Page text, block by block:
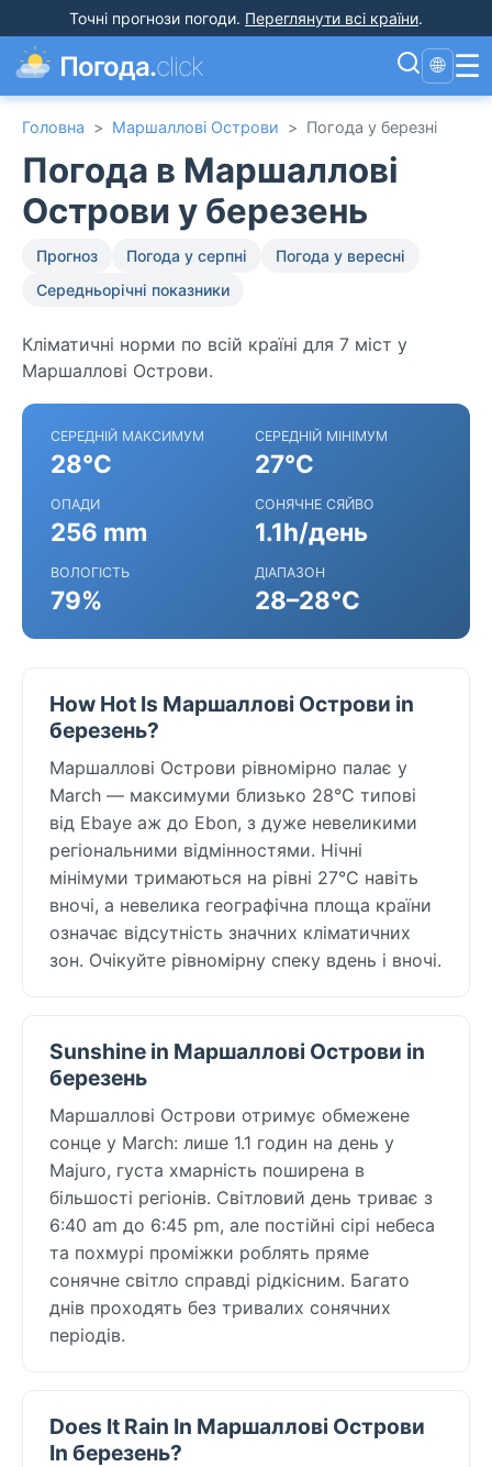
Точні прогнози погоди. Переглянути всі країни.
Погода.click 🌐 ☰
Головна > Маршаллові Острови > Погода у березні
Погода в Маршаллові
Острови у березень
Прогноз Погода у серпні
Погода у вересні
Середньорічні показники
Кліматичні норми по всій країні для 7 міст у
Маршаллові Острови.
СЕРЕДНІЙ МАКСИМУМ
28°C
СЕРЕДНІЙ МІНІМУМ
27°C
ОПАДИ
256 mm
СОНЯЧНЕ СЯЙВО
1.1h/день
ВОЛОГІСТЬ
79%
ДІАПАЗОН
28–28°C
How Hot Is Маршаллові Острови in
березень?
Маршаллові Острови рівномірно палає у
March — максимуми близько 28°C типові
від Ebaye аж до Ebon, з дуже невеликими
регіональними відмінностями. Нічні
мінімуми тримаються на рівні 27°C навіть
вночі, а невелика географічна площа країни
означає відсутність значних кліматичних
зон. Очікуйте рівномірну спеку вдень і вночі.
Sunshine in Маршаллові Острови in
березень
Маршаллові Острови отримує обмежене
сонце у March: лише 1.1 годин на день у
Majuro, густа хмарність поширена в
більшості регіонів. Світловий день триває з
6:40 am до 6:45 pm, але постійні сірі небеса
та похмурі проміжки роблять пряме
сонячне світло справді рідкісним. Багато
днів проходять без тривалих сонячних
періодів.
Does It Rain In Маршаллові Острови
In березень?